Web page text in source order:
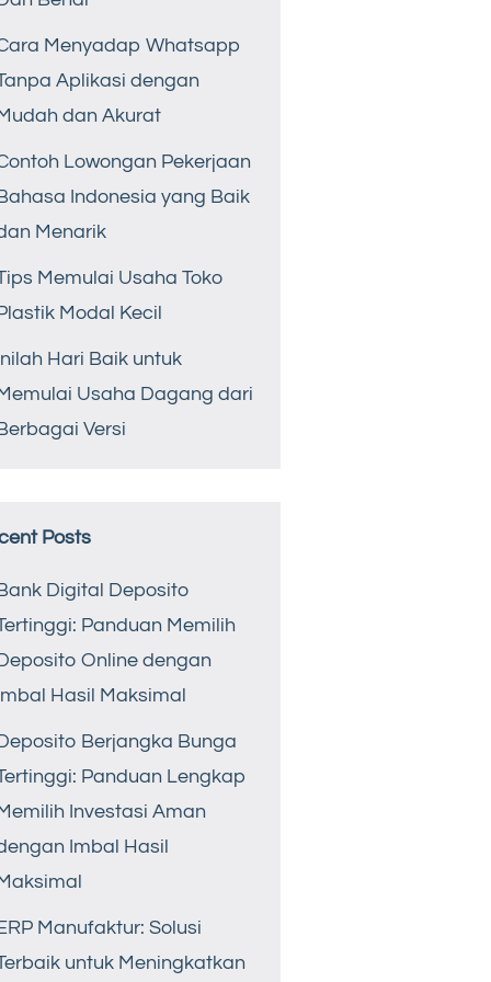
Menyadap Whatsapp
Aplikasi dengan
dan Akurat
Lowongan Pekerjaan
Indonesia yang Baik
Menarik
Memulai Usaha Toko
Modal Kecil
Hari Baik untuk
Usaha Dagang dari
Versi
Posts
Digital Deposito
Panduan Memilih
Online dengan
Hasil Maksimal
Berjangka Bunga
Panduan Lengkap
Investasi Aman
Imbal Hasil
Manufaktur: Solusi
untuk Meningkatkan